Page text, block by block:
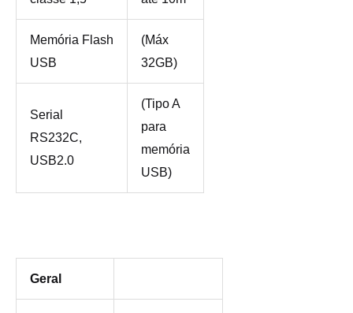
Memória Flash
USB
(Máx
32GB)
Serial
RS232C,
USB2.0
(Tipo A
para
memória
USB)
Geral